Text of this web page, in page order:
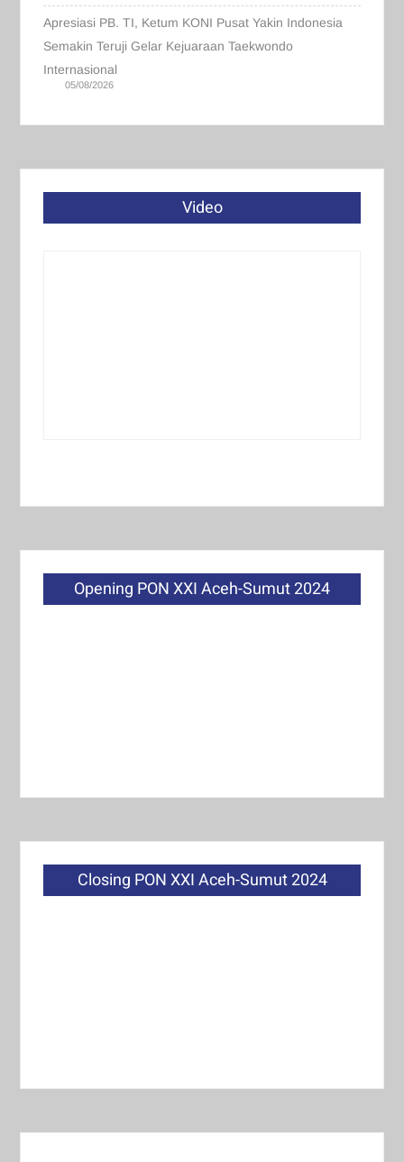
Apresiasi PB. TI, Ketum KONI Pusat Yakin Indonesia
Semakin Teruji Gelar Kejuaraan Taekwondo
Internasional
05/08/2026
Video
Opening PON XXI Aceh-Sumut 2024
Closing PON XXI Aceh-Sumut 2024